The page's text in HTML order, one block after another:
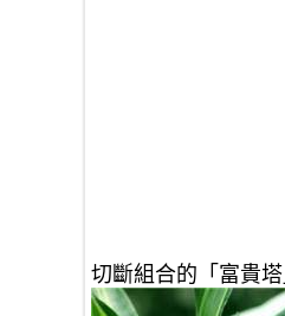
切斷組合的「富貴